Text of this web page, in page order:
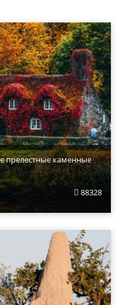
прелестные каменные
88328